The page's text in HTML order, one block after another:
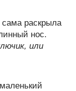
сама раскрыла
нос.
или